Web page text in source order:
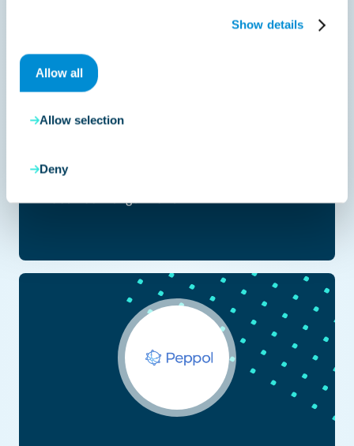
Show details
Allow all
Allow selection
Deny
ZUGFeRD
ZUGFeRD
Verarbeitung als auch die visuelle Prüfung
des Rechnungsinhalts.